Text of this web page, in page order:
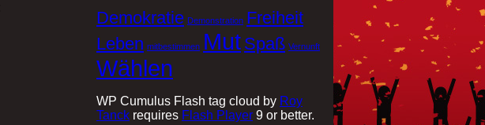
Demokratie Demonstration Freiheit
Leben mitbestimmen Mut Spaß Vernunft
Wählen
WP Cumulus Flash tag cloud by Roy
Tanck requires Flash Player 9 or better.